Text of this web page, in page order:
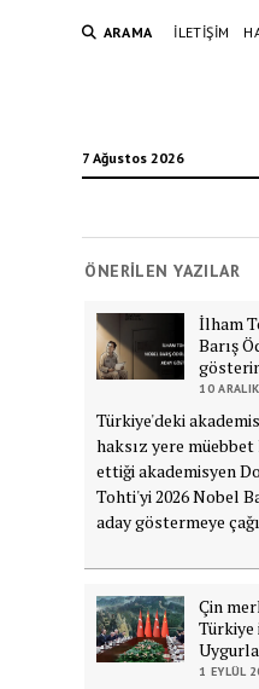
ARAMA İLETIŞIM
7 Ağustos 2026
ÖNERILEN YAZILAR
İlham
Barış
10
Türkiye'deki
haksız yere
ettiği akademisyen
Tohti'yi 2026 Nobel
aday göstermeye
Çin
1 EYLÜL